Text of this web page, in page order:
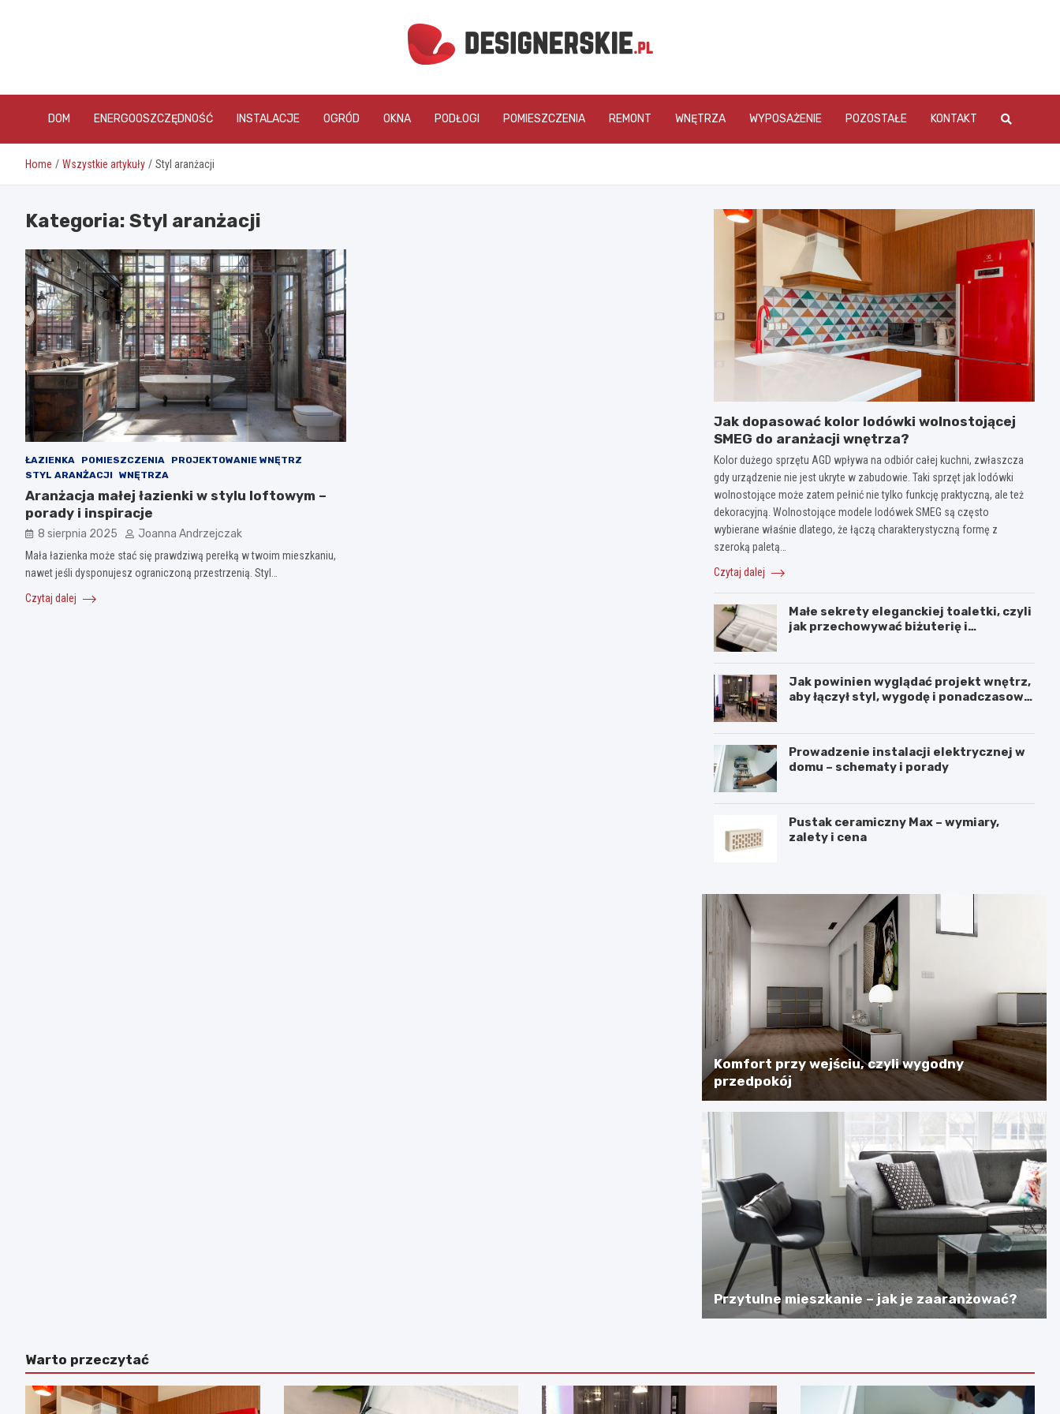
designerskie.pl
DOM ENERGOOSZCZĘDNOŚĆ INSTALACJE OGRÓD OKNA PODŁOGI POMIESZCZENIA REMONT WNĘTRZA WYPOSAŻENIE POZOSTAŁE KONTAKT
Home Wszystkie artykuły Styl aranżacji
Kategoria: Styl aranżacji
ŁAZIENKA POMIESZCZENIA
PROJEKTOWANIE WNĘTRZ
STYL ARANŻACJI
WNĘTRZA
Aranżacja małej łazienki w stylu loftowym –
porady i inspiracje
8 sierpnia 2025 Joanna Andrzejczak
Mała łazienka może stać się prawdziwą perełką w twoim mieszkaniu,
nawet jeśli dysponujesz ograniczoną przestrzenią. Styl…
Czytaj dalej
Jak dopasować kolor lodówki wolnostojącej
SMEG do aranżacji wnętrza?
Kolor dużego sprzętu AGD wpływa na odbiór całej kuchni, zwłaszcza
gdy urządzenie nie jest ukryte w zabudowie. Taki sprzęt jak lodówki
wolnostojące może zatem pełnić nie tylko funkcję praktyczną, ale też
dekoracyjną. Wolnostojące modele lodówek SMEG są często
wybierane właśnie dlatego, że łączą charakterystyczną formę z
szeroką paletą…
Czytaj dalej
Małe sekrety eleganckiej toaletki, czyli
jak przechowywać biżuterię i
Jak powinien wyglądać projekt wnętrz,
aby łączył styl, wygodę i ponadczasową
Prowadzenie instalacji elektrycznej w
domu – schematy i porady
Pustak ceramiczny Max – wymiary,
zalety i cena
Komfort przy wejściu, czyli wygodny
przedpokój
Przytulne mieszkanie – jak je zaaranżować?
Warto przeczytać